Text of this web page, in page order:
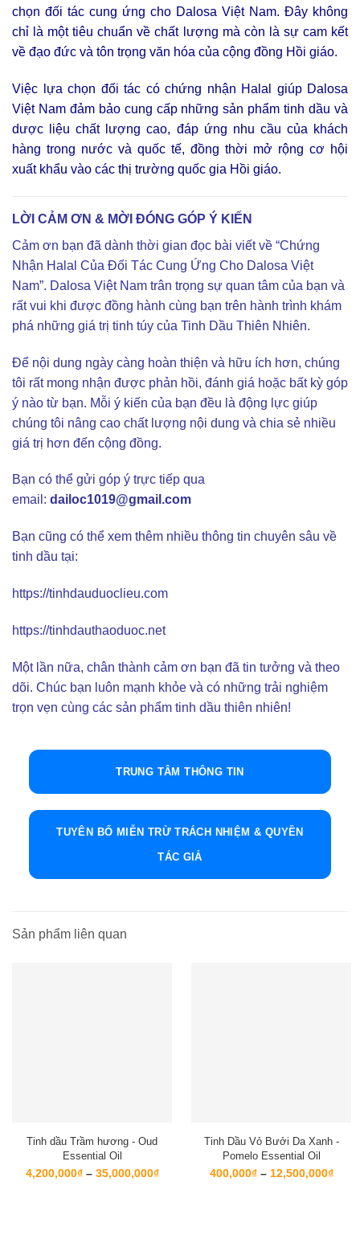
chọn đối tác cung ứng cho Dalosa Việt Nam. Đây không
chỉ là một tiêu chuẩn về chất lượng mà còn là sự cam kết
về đạo đức và tôn trọng văn hóa của cộng đồng Hồi giáo.
Việc lựa chọn đối tác có chứng nhận Halal giúp Dalosa
Việt Nam đảm bảo cung cấp những sản phẩm tinh dầu và
dược liệu chất lượng cao, đáp ứng nhu cầu của khách
hàng trong nước và quốc tế, đồng thời mở rộng cơ hội
xuất khẩu vào các thị trường quốc gia Hồi giáo.
LỜI CẢM ƠN & MỜI ĐÓNG GÓP Ý KIẾN
Cảm ơn bạn đã dành thời gian đọc bài viết về “Chứng
Nhận Halal Của Đối Tác Cung Ứng Cho Dalosa Việt
Nam”. Dalosa Việt Nam trân trọng sự quan tâm của bạn và
rất vui khi được đồng hành cùng bạn trên hành trình khám
phá những giá trị tinh túy của Tinh Dầu Thiên Nhiên.
Để nội dung ngày càng hoàn thiện và hữu ích hơn, chúng
tôi rất mong nhận được phản hồi, đánh giá hoặc bất kỳ góp
ý nào từ bạn. Mỗi ý kiến của bạn đều là động lực giúp
chúng tôi nâng cao chất lượng nội dung và chia sẻ nhiều
giá trị hơn đến cộng đồng.
Bạn có thể gửi góp ý trực tiếp qua
email: dailoc1019@gmail.com
Bạn cũng có thể xem thêm nhiều thông tin chuyên sâu về
tinh dầu tại:
https://tinhdauduoclieu.com
https://tinhdauthaoduoc.net
Một lần nữa, chân thành cảm ơn bạn đã tin tưởng và theo
dõi. Chúc bạn luôn mạnh khỏe và có những trải nghiệm
trọn vẹn cùng các sản phẩm tinh dầu thiên nhiên!
TRUNG TÂM THÔNG TIN
TUYÊN BỐ MIỄN TRỪ TRÁCH NHIỆM & QUYỀN
TÁC GIẢ
Sản phẩm liên quan
Tinh dầu Trầm hương - Oud
Essential Oil
4,200,000₫ – 35,000,000₫Khoảng
Tinh Dầu Vỏ Bưởi Da Xanh -
Pomelo Essential Oil
400,000₫ – 12,500,000₫